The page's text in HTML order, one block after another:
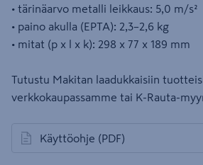
• tärinäarvo metalli leikkaus: 5,0 m/s²
• paino akulla (EPTA): 2,3–2,6 kg
• mitat (p x l x k): 298 x 77 x 189 mm
Tutustu Makitan laadukkaisiin
verkkokaupassamme tai K-Rauta-
Käyttöohje (PDF)
avautuu uuteen välilehteen